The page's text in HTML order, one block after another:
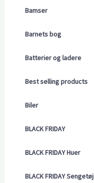
Bamser
Barnets bog
Batterier og ladere
Best selling products
Biler
BLACK FRIDAY
BLACK FRIDAY Huer
BLACK FRIDAY Sengetøj